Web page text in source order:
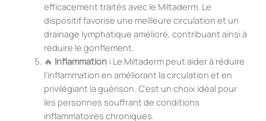
efficacement traités avec le Miltaderm. Le
dispositif favorise une meilleure circulation et un
drainage lymphatique amélioré, contribuant ainsi à
réduire le gonflement.
🔥 Inflammation :Le Miltaderm peut aider à réduire
l’inflammation en améliorant la circulation et en
privilégiant la guérison. C’est un choix idéal pour
les personnes souffrant de conditions
inflammatoires chroniques.